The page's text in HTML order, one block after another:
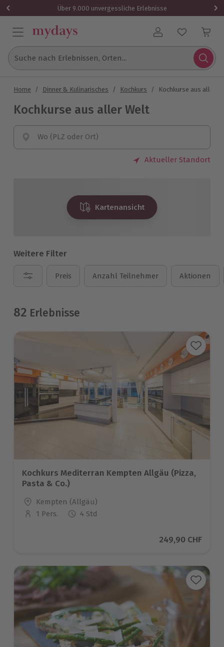
Über 9.000 unvergessliche Erlebnisse
Benutzerkonto
Suche nach Erlebnissen, Orten...
Home / Dinner & Kulinarisches / Kochkurs / Kochkurse aus aller
Kochkurse aus aller Welt
Wo (PLZ oder Ort)
Aktueller Standort
Kartenansicht
Weitere Filter
Preis Anzahl Teilnehmer Aktionen
82 Erlebnisse
Kochkurs Mediterran Kempten Allgäu (Pizza,
Pasta & Co.)
Standort
Kempten (Allgäu)
Anzahl der Teilnehmer
1 Pers. 4 Std
Aktueller Preis
249,90 CHF